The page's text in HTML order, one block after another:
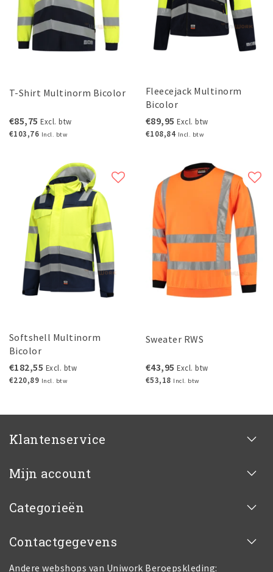
T-Shirt Multinorm Bicolor
€85,75 Excl. btw
€103,76 Incl. btw
Fleecejack Multinorm
Bicolor
€89,95 Excl. btw
€108,84 Incl. btw
Softshell Multinorm
Bicolor
€182,55 Excl. btw
€220,89 Incl. btw
Sweater RWS
€43,95 Excl. btw
€53,18 Incl. btw
Klantenservice
Mijn account
Categorieën
Contactgegevens
Andere webshops van Uniwork Beroepskleding: